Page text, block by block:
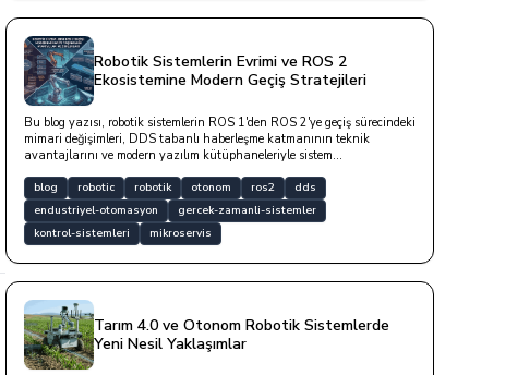
Robotik Sistemlerin Evrimi ve ROS 2
Ekosistemine Modern Geçiş Stratejileri
Bu blog yazısı, robotik sistemlerin ROS 1'den ROS 2'ye geçiş sürecindeki
mimari değişimleri, DDS tabanlı haberleşme katmanının teknik
avantajlarını ve modern yazılım kütüphaneleriyle sistem
blog robotic robotik otonom ros2
dds
endustriyel-otomasyon
gercek-zamanli-sistemler
kontrol-sistemleri
mikroservis
Tarım 4.0 ve Otonom Robotik Sistemlerde
Yeni Nesil Yaklaşımlar